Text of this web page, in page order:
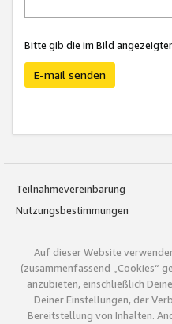
Bitte gib die im Bild
E-mail senden
Teilnahmevereinbarung
Nutzungsbestimmungen
Auf dieser Website
(zusammenfassend „Cookies“
anzubieten, einschließlich
Deiner Einstellungen, der
Bereitstellung von Inhalten.